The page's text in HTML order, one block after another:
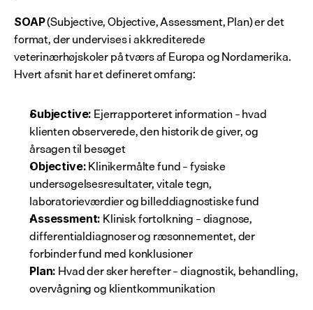
SOAP (Subjective, Objective, Assessment, Plan) er det
format, der undervises i akkrediterede
veterinærhøjskoler på tværs af Europa og Nordamerika.
Hvert afsnit har et defineret omfang:
Subjective: Ejerrapporteret information – hvad
klienten observerede, den historik de giver, og
årsagen til besøget
Objective: Klinikermålte fund – fysiske
undersøgelsesresultater, vitale tegn,
laboratorieværdier og billeddiagnostiske fund
Assessment: Klinisk fortolkning – diagnose,
differentialdiagnoser og ræsonnementet, der
forbinder fund med konklusioner
Plan: Hvad der sker herefter – diagnostik, behandling,
overvågning og klientkommunikation